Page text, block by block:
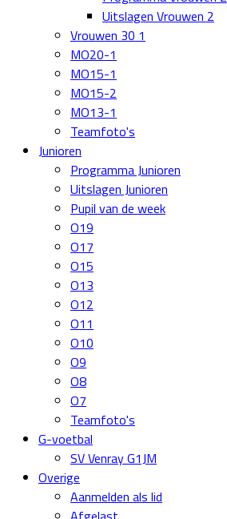
Uitslagen Vrouwen 2
Vrouwen 30 1
MO20-1
MO15-1
MO15-2
MO13-1
Teamfoto's
Junioren
Programma Junioren
Uitslagen Junioren
Pupil van de week
O19
O17
O15
O13
O12
O11
O10
O9
O8
O7
Teamfoto's
G-voetbal
SV Venray G1JM
Overige
Aanmelden als lid